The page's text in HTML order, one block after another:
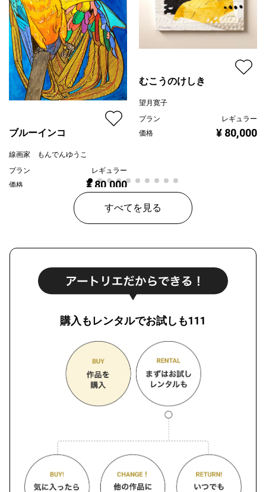
ブルーインコ
線画家 もんでんゆうこ
プラン
レギュラー
価格
¥ 80,000
むこうのけしき
望月寛子
プラン
レギュラー
価格
¥ 80,000
すべてを見る
購入もレンタルでお試しも111